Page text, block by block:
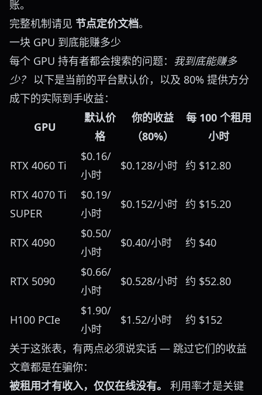
账。
完整机制请见 节点定价文档。
一块 GPU 到底能赚多少
每个 GPU 持有者都会搜索的问题： 我到底能赚多
少？ 以下是当前的平台默认价，以及 80% 提供方分
成下的实际到手收益：
GPU
默认价
格
你的收益
（80%）
每 100 个租用
小时
RTX 4060 Ti
$0.16/
小时
$0.128/小时 约 $12.80
RTX 4070 Ti
SUPER
$0.19/
小时
$0.152/小时 约 $15.20
RTX 4090
$0.50/
小时
$0.40/小时 约 $40
RTX 5090
$0.66/
小时
$0.528/小时 约 $52.80
H100 PCIe
$1.90/
小时
$1.52/小时 约 $152
关于这张表，有两点必须说实话 — 跳过它们的收益
文章都是在骗你：
被租用才有收入，仅仅在线没有。
利用率才是关键